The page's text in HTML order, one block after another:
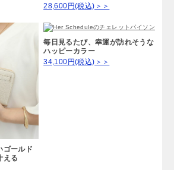
28,600円(税込)＞＞
ゴールド
える
毎日見るたび、幸運が訪れそうな
ハッピーカラー
34,100円(税込)＞＞